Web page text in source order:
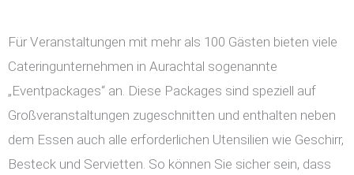
Für Veranstaltungen mit mehr als 100 Gästen bieten viele
Cateringunternehmen in Aurachtal sogenannte
„Eventpackages“ an. Diese Packages sind speziell auf
Großveranstaltungen zugeschnitten und enthalten neben
dem Essen auch alle erforderlichen Utensilien wie Geschirr,
Besteck und Servietten. So können Sie sicher sein, dass